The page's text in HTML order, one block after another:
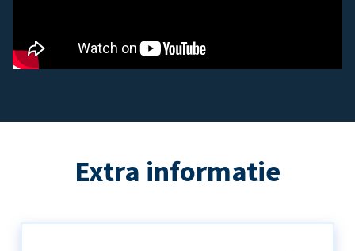
Extra informatie